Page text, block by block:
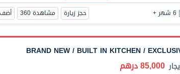
New Studio for
للإيجار 48,000 درهم
6 شهر + حجز زيارة مشاهدة 360
BRAND NEW / BUILT IN KITCHEN /
85,000 درهم